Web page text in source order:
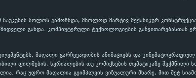
ბოლოს გამოჩნდა, მხოლოდ მარტივ მექანიკურ
გახდა. კომპიუტერული ტექნოლოგიების განვითარებასთან
მაღალი გარჩევადობის ანიმაციებს და კინემატოგრაფიულ
ფილმების, სერიალების თუ კომიქსების თემატიკაზე შექმნილი
რაც უფრო მაღალია გეიმპლეის ვიზუალური მხარე, მით მეტ